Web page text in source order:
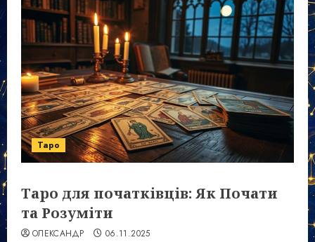
Таро
Таро для початківців: Як Почати
та Розуміти
ОЛЕКСАНДР 06.11.2025